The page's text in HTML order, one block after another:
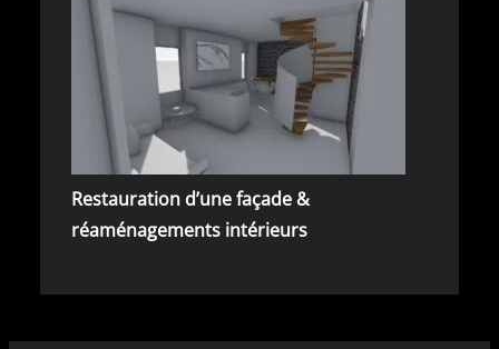
Restauration d’une façade &
réaménagements intérieurs